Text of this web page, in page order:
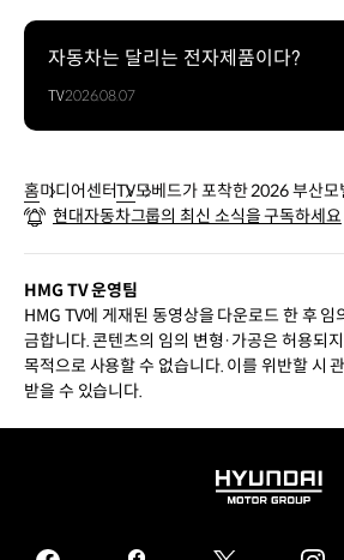
자동차는 달리는 전자제품이다?
TV2026.08.07
홈미디어센터TV모베드가 포착한 2026 부산모
시 순간들 📸
현대자동차그룹의 최신 소식을 구독하세요
HMG TV 운영팀
HMG TV에 게재된 동영상을 다운로드 한 후 임
금합니다. 콘텐츠의 임의 변형·가공은 허용되
목적으로 사용할 수 없습니다. 이를 위반할 시
받을 수 있습니다.
HYUNDAI
GROUP